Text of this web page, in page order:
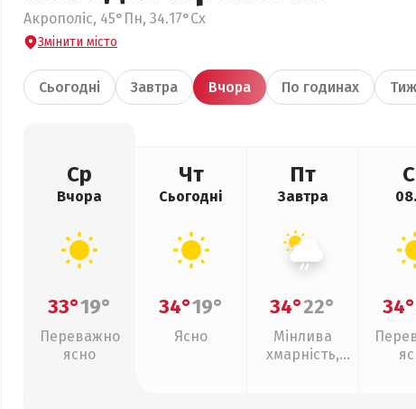
Акрополіс, 45°Пн, 34.17°Сх
Змінити місто
Сьогодні Завтра Вчора По годинах
Ср
Вчора
33°19°
Переважно
ясно
Чт
Сьогодні
34°19°
Ясно
Пт
Завтра
34°22°
Мінлива
хмарність,
34°